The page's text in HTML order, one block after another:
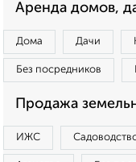
Аренда домов,
Дома Дачи
Без посредников
Продажа
ИЖС